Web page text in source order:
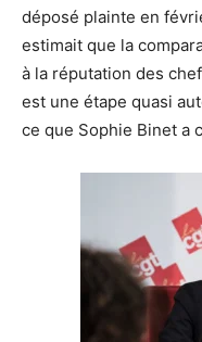
déposé plainte en
estimait que la
à la réputation des
est une étape quasi
ce que Sophie Binet a